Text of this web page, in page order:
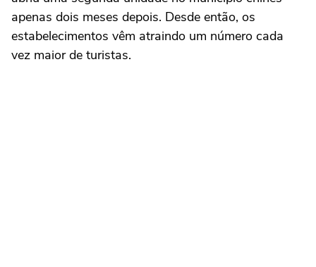
apenas dois meses depois. Desde então, os
estabelecimentos vêm atraindo um número cada
vez maior de turistas.